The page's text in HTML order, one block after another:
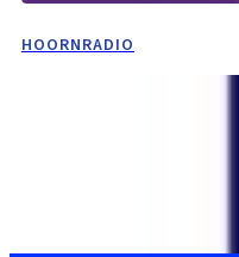
HOORNRADIO